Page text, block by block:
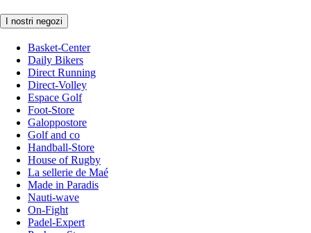
I nostri negozi
Basket-Center
Daily Bikers
Direct Running
Direct-Volley
Espace Golf
Foot-Store
Galoppostore
Golf and co
Handball-Store
House of Rugby
La sellerie de Maé
Made in Paradis
Nauti-wave
On-Fight
Padel-Expert